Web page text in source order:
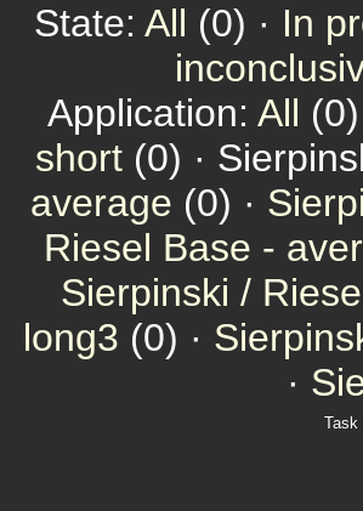
State: All (0) · In
Application: All (0)
short (0) ·
average (0) ·
Riesel Base -
Sierpinski /
long3 (0) ·
·
Task